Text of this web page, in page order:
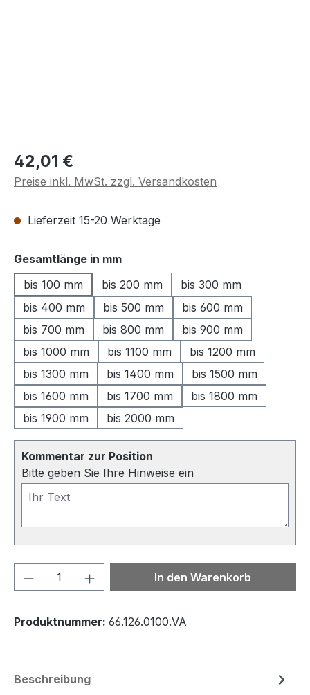
Regulärer Preis:
42,01 €
Preise inkl. MwSt. zzgl. Versandkosten
Lieferzeit 15-20 Werktage
Gesamtlänge in mmauswählen
bis 100 mm
bis 200 mm
bis 300 mm
bis 400 mm
bis 500 mm
bis 600 mm
bis 700 mm
bis 800 mm
bis 900 mm
bis 1000 mm
bis 1100 mm
bis 1200 mm
bis 1300 mm
bis 1400 mm
bis 1500 mm
bis 1600 mm
bis 1700 mm
bis 1800 mm
bis 1900 mm
bis 2000 mm
Kommentar zur Position
Bitte geben Sie Ihre Hinweise ein
Produkt Anzahl: Gib denIn den Warenkorb
Produktnummer: 66.126.0100.VA
Beschreibung